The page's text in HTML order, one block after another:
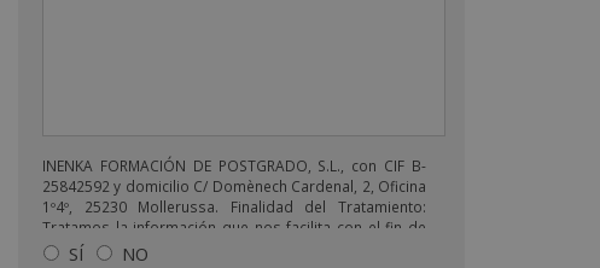
INENKA FORMACIÓN DE POSTGRADO, S.L., con CIF B-
25842592 y domicilio C/ Domènech Cardenal, 2, Oficina
1º4º, 25230 Mollerussa. Finalidad del Tratamiento:
Tratamos la información que nos facilita con el fin de
enviarle correos electrónicos de tipo comercial
SÍ NO